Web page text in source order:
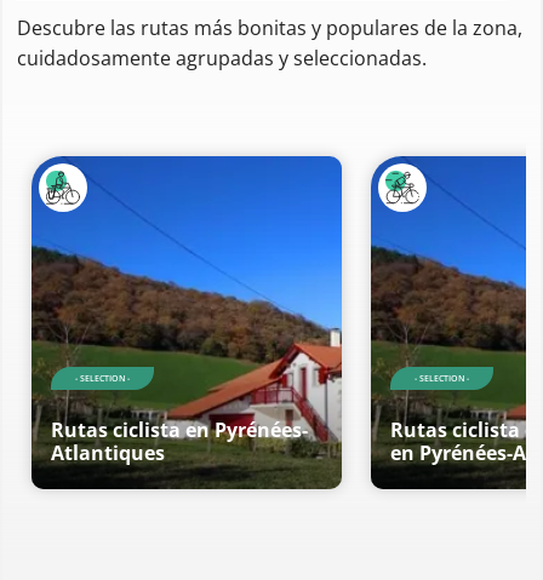
Descubre las rutas más bonitas y populares de la zona,
cuidadosamente agrupadas y seleccionadas.
- SELECTION -
Rutas ciclista en Pyrénées-
Atlantiques
- SELECTION -
Rutas ciclista
en Pyrénées-